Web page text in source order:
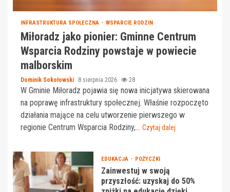
INFRASTRUKTURA SPOŁECZNA WSPARCIE RODZIN
Miłoradz jako pionier: Gminne Centrum
Wsparcia Rodziny powstaje w powiecie
malborskim
Dominik Sokołowski 8 sierpnia 2026 28
W Gminie Miłoradz pojawia się nowa inicjatywa skierowana
na poprawę infrastruktury społecznej. Właśnie rozpoczęto
działania mające na celu utworzenie pierwszego w
regionie Centrum Wsparcia Rodziny,... Czytaj dalej
EDUKACJA POŻYCZKI
Zainwestuj w swoją
przyszłość: uzyskaj do 50%